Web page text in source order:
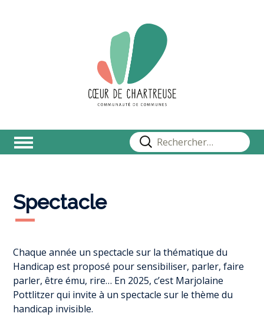
Rechercher :
Spectacle
Chaque année un spectacle sur la thématique du
Handicap est proposé pour sensibiliser, parler, faire
parler, être ému, rire… En 2025, c’est Marjolaine
Pottlitzer qui invite à un spectacle sur le thème du
handicap invisible.